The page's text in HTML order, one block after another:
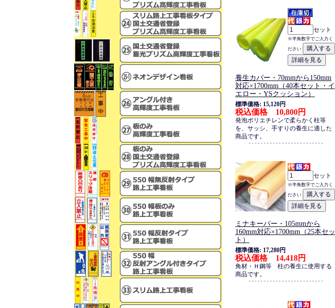
セット
※半角数字でご入力く
ださい
養生カバー・70mmから150mm
対応×1700mm（40本セット・イ
エロー・YSクッション）
標準価格: 15,120円
税込価格 10,800円
発泡ポリエチレンで柔らかく柱等
を、サッシ、手すりの養生に適した
商品です。
セット
※半角数字でご入力く
ださい
ミナキーパー・105mmから
160mm対応×1700mm（25本セッ
ト）
標準価格: 17,280円
税込価格 14,418円
角材・Ｈ鋼等 柱の養生に使用する
商品です。